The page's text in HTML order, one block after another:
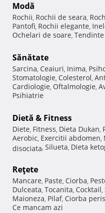
Modă
Rochii, Rochii de seara,
Pantofi, Rochii elegante,
Ochelari de soare,
Sănătate
Sarcina, Ceaiuri, Inima,
Stomatologie, Colesterol,
Cardiologie, Oftalmologie,
Psihiatrie
Dietă & Fitness
Diete, Fitness, Dieta Dukan,
Aerobic, Exercitii abdomen,
disociata, Silueta, Dieta
Reţete
Mancare, Paste, Ciorba,
Dulceata, Tocanita, Cocktail,
Maioneza, Pilaf, Ciorba
Ce mancam azi